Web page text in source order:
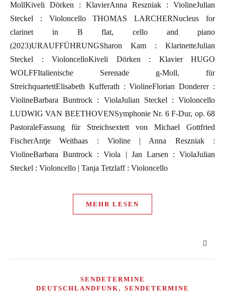
MollKiveli Dörken : KlavierAnna Reszniak : ViolineJulian
Steckel : Violoncello THOMAS LARCHERNucleus for
clarinet in B flat, cello and piano
(2023)URAUFFÜHRUNGSharon Kam : KlarinetteJulian
Steckel : VioloncelloKiveli Dörken : Klavier HUGO
WOLFFItalienische Serenade g-Moll, für
StreichquartettElisabeth Kufferath : ViolineFlorian Donderer :
ViolineBarbara Buntrock : ViolaJulian Steckel : Violoncello
LUDWIG VAN BEETHOVENSymphonie Nr. 6 F-Dur, op. 68
PastoraleFassung für Streichsextett von Michael Gottfried
FischerAntje Weithaas : Violine | Anna Reszniak :
ViolineBarbara Buntrock : Viola | Jan Larsen : ViolaJulian
Steckel : Violoncello | Tanja Tetzlaff : Violoncello
MEHR LESEN
SENDETERMINE
DEUTSCHLANDFUNK , SENDETERMINE